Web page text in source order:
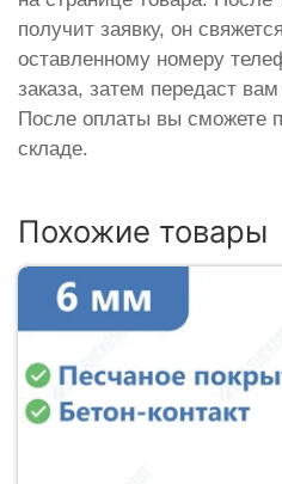
получит заявку, он
оставленному номеру
заказа, затем передаст
После оплаты вы сможете
складе.
Похожие товары